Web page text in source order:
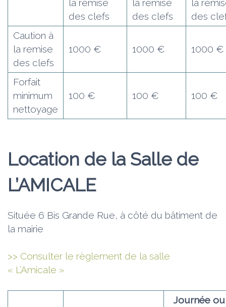
la remise
des clefs
la remise
des clefs
la
des
Caution à
la remise
des clefs
1000 € 1000 € 1000 €
Forfait
minimum
nettoyage
100 € 100 € 100 €
Location de la Salle de
L’AMICALE
Située 6 Bis Grande Rue, à côté du bâtiment de
la mairie
>> Consulter le règlement de la salle
« L’Amicale »
Journée